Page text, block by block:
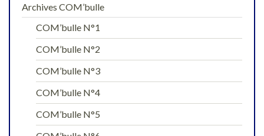
Archives COM’bulle
COM’bulle N°1
COM’bulle N°2
COM’bulle N°3
COM’bulle N°4
COM’bulle N°5